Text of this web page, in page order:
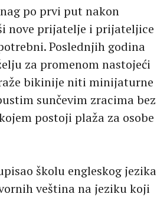
po prvi put nakon
nove prijatelje i prijateljice
Poslednjih godina
za promenom nastojeći
bikinije niti minijaturne
sunčevim zracima bez
postoji plaža za osobe
školu engleskog jezika
veština na jeziku koji